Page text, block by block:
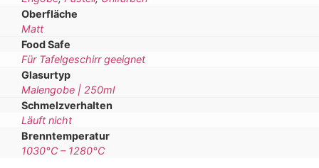
Oberfläche
Matt
Food Safe
Für Tafelgeschirr geeignet
Glasurtyp
Malengobe | 250ml
Schmelzverhalten
Läuft nicht
Brenntemperatur
1030°C – 1280°C